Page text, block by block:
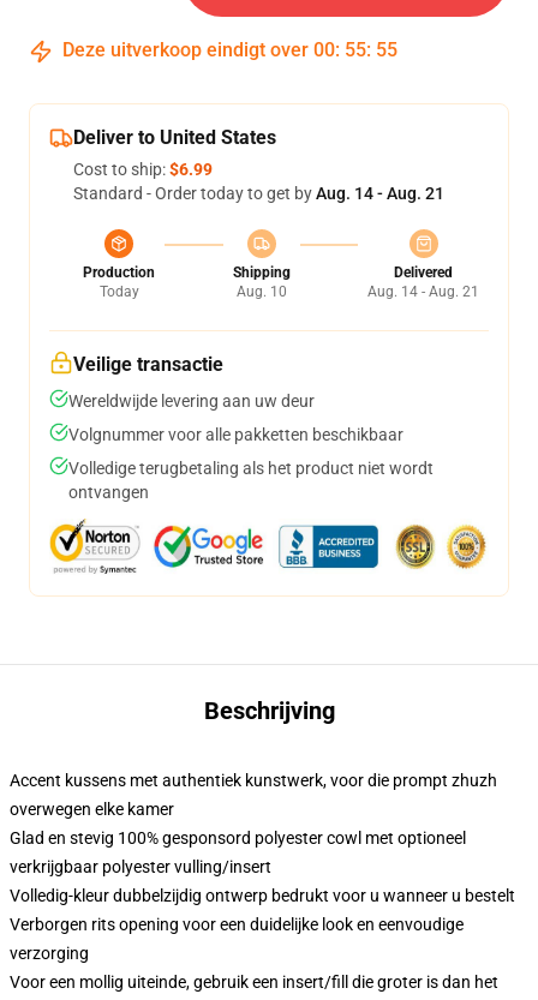
Deze uitverkoop eindigt over 00: 55: 54
Deliver to United States
Cost to ship:$6.99
Standard - Order today to get byAug. 14 - Aug. 21
Production
Today
Shipping
Aug. 10
Delivered
Aug. 14 - Aug. 21
Veilige transactie
Wereldwijde levering aan uw deur
Volgnummer voor alle pakketten beschikbaar
Volledige terugbetaling als het product niet wordt
ontvangen
Beschrijving
Accent kussens met authentiek kunstwerk, voor die prompt zhuzh
overwegen elke kamer
Glad en stevig 100% gesponsord polyester cowl met optioneel
verkrijgbaar polyester vulling/insert
Volledig-kleur dubbelzijdig ontwerp bedrukt voor u wanneer u bestelt
Verborgen rits opening voor een duidelijke look en eenvoudige
verzorging
Voor een mollig uiteinde, gebruik een insert/fill die groter is dan het